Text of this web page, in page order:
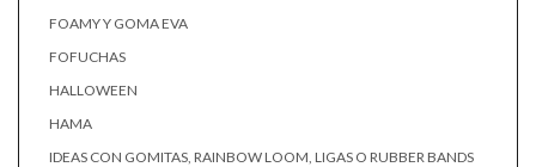
FOAMY Y GOMA EVA
FOFUCHAS
HALLOWEEN
HAMA
IDEAS CON GOMITAS, RAINBOW LOOM, LIGAS O RUBBER BANDS